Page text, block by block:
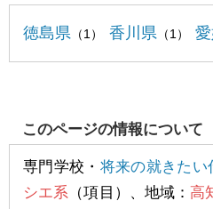
徳島県 （1） 香川県 （1）
このページの情報について
専門学校・ 将来の就きたい
シエ系 （項目）、地域：高